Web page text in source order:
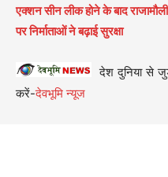
एक्शन सीन लीक होने के बाद
पर निर्माताओं ने बढ़ाई सुरक्षा
देश दुनिया से
करें-देवभूमि न्यूज